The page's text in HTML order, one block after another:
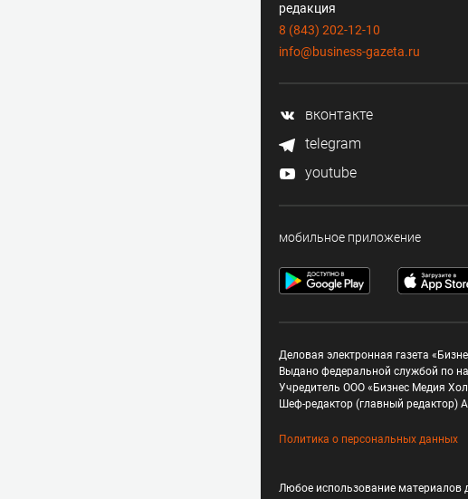
редакция
8 (843) 202-12-10
info@business-gazeta.ru
вконтакте
telegram
youtube
мобильное приложение
Деловая электронная газета
Выдано федеральной службой по
Учредитель ООО «Бизнес Медия
Шеф-редактор (главный редактор)
Политика о персональных данных
Любое использование материалов